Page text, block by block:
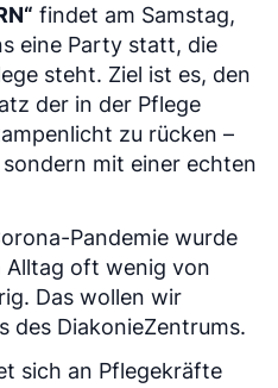
findet am Samstag,
eine Party statt, die
steht. Ziel ist es, den
der in der Pflege
zu rücken –
mit einer echten
Pandemie wurde
Alltag oft wenig von
Das wollen wir
des DiakonieZentrums.
sich an Pflegekräfte